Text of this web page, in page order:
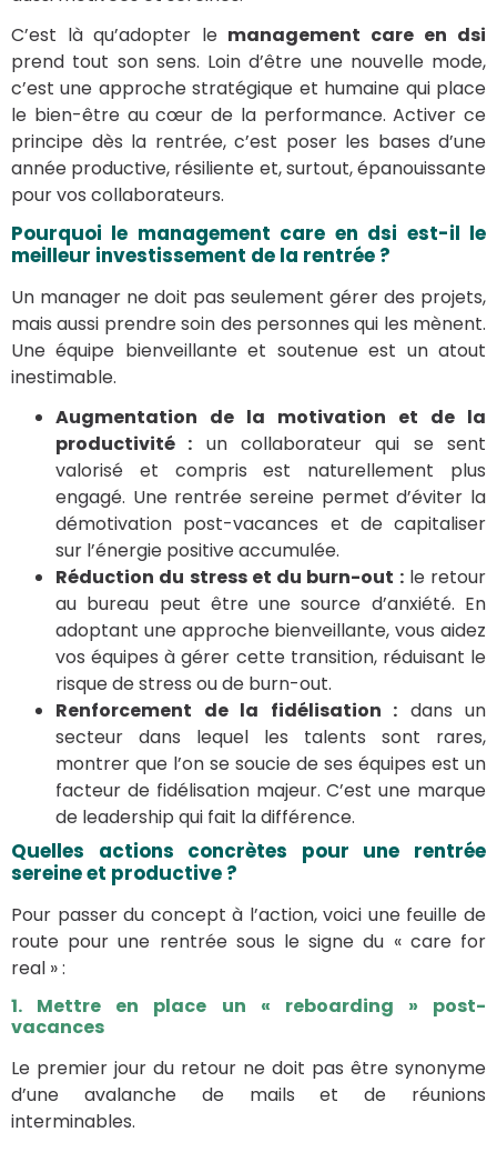
C’est là qu’adopter le management care en dsi
prend tout son sens. Loin d’être une nouvelle mode,
c’est une approche stratégique et humaine qui place
le bien-être au cœur de la performance. Activer ce
principe dès la rentrée, c’est poser les bases d’une
année productive, résiliente et, surtout, épanouissante
pour vos collaborateurs.
Pourquoi le management care en dsi est-il le
meilleur investissement de la rentrée ?
Un manager ne doit pas seulement gérer des projets,
mais aussi prendre soin des personnes qui les mènent.
Une équipe bienveillante et soutenue est un atout
inestimable.
Augmentation de la motivation et de la
productivité : un collaborateur qui se sent
valorisé et compris est naturellement plus
engagé. Une rentrée sereine permet d’éviter la
démotivation post-vacances et de capitaliser
sur l’énergie positive accumulée.
Réduction du stress et du burn-out :le retour
au bureau peut être une source d’anxiété. En
adoptant une approche bienveillante, vous aidez
vos équipes à gérer cette transition, réduisant le
risque de stress ou de burn-out.
Renforcement de la fidélisation : dans un
secteur dans lequel les talents sont rares,
montrer que l’on se soucie de ses équipes est un
facteur de fidélisation majeur. C’est une marque
de leadership qui fait la différence.
Quelles actions concrètes pour une rentrée
sereine et productive ?
Pour passer du concept à l’action, voici une feuille de
route pour une rentrée sous le signe du « care for
real » :
1. Mettre en place un « reboarding » post-
vacances
Le premier jour du retour ne doit pas être synonyme
d’une avalanche de mails et de réunions
interminables.